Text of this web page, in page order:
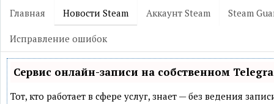
Главная Новости Steam Аккаунт Steam Steam
Исправление ошибок
Сервис онлайн-записи на собственном
Тот, кто работает в сфере услуг, знает — без ведения